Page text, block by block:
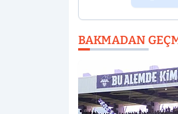
BAKMADAN